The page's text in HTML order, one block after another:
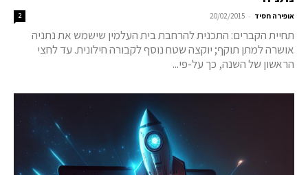
אופירה חסיד -
20/02/2015
2
תחיית הקברים: התכנית להרחבת בית העלמין שישמש את נתניה
אושרה למתן תוקף; יוקצה שטח נוסף לקבורה חילונית. עד לחצי
הראשון של השנה, כך על-פי...